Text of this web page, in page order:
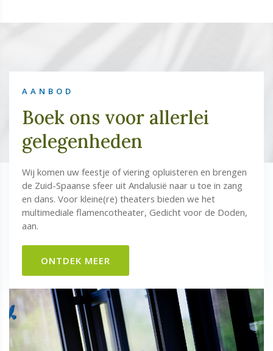
AANBOD
Boek ons voor allerlei
gelegenheden
Wij komen uw feestje of viering opluisteren en brengen
de Zuid-Spaanse sfeer uit Andalusië naar u toe in zang
en dans. Voor kleine(re) theaters bieden we het
multimediale flamencotheater, Gedicht voor de Doden,
aan.
ONTDEK MEER